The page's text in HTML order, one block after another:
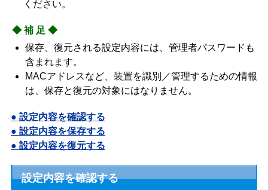
ください。
◆補足◆
保存、復元される設定内容には、管理者パスワードも
含まれます。
MACアドレスなど、装置を識別／管理するための情報
は、保存と復元の対象にはなりません。
● 設定内容を確認する
● 設定内容を保存する
● 設定内容を復元する
設定内容を確認する